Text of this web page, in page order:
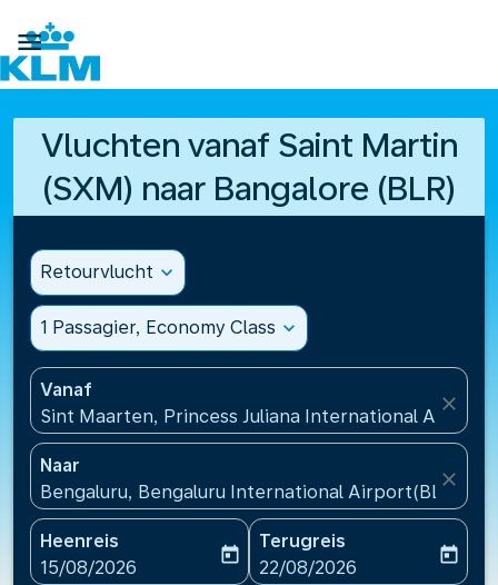

Vluchten vanaf Saint Martin
(SXM) naar Bangalore (BLR)
Retourvlucht expand_more
1 Passagier, Economy Class expand_more
Vanaf
Sint Maarten, Princess Juliana International
close
Naar
Bengaluru, Bengaluru International Airport(BLR),
close
Heenreis
fc-booking-departure-date-aria-label
15/08/2026
today
Terugreis
fc-booking-return-date-
22/08/2026
today